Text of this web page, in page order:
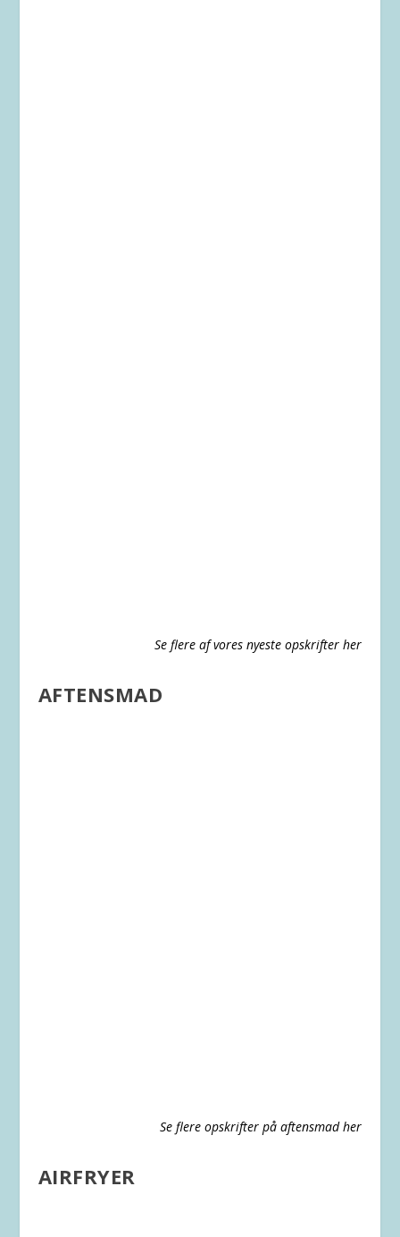
Se flere af vores nyeste opskrifter her
AFTENSMAD
Se flere opskrifter på aftensmad her
AIRFRYER